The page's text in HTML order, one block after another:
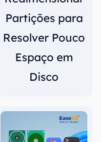
Partições para
Resolver Pouco
Espaço em
Disco